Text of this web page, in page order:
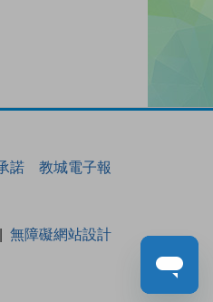
諾 教城電子報
無障礙網站設計